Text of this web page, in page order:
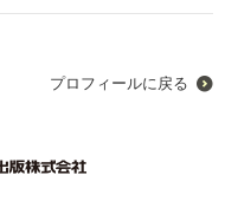
プロフィールに戻る